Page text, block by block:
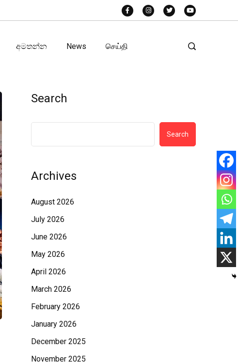
අමතන්න News செய்தி
Search
Search
Archives
August 2026
July 2026
June 2026
May 2026
April 2026
March 2026
February 2026
January 2026
December 2025
November 2025